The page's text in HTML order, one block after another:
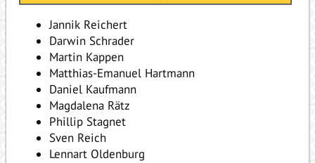
Jannik Reichert
Darwin Schrader
Martin Kappen
Matthias-Emanuel Hartmann
Daniel Kaufmann
Magdalena Rätz
Phillip Stagnet
Sven Reich
Lennart Oldenburg